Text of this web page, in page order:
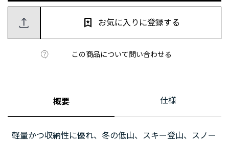
この商品について問い合わせる
お気に入りに登録する
概要 仕様
軽量かつ収納性に優れ、冬の低山、スキー登山、スノー